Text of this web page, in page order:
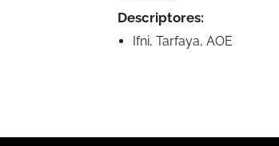
Descriptores:
Ifni, Tarfaya, AOE